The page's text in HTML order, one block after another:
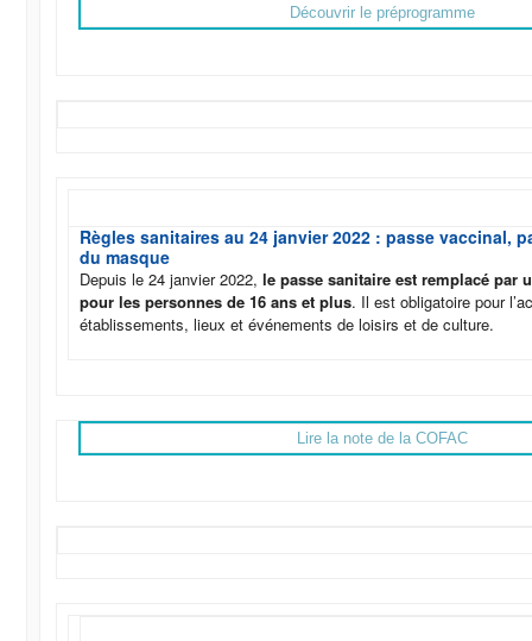
Découvrir le préprogramme
Règles sanitaires au 24 janvier 2022 : passe vaccinal,
du masque
Depuis le 24 janvier 2022,le passe sanitaire est remplacé par
pour les personnes de 16 ans et plus. Il est obligatoire pour
établissements, lieux et événements de loisirs et de culture.
Lire la note de la COFAC